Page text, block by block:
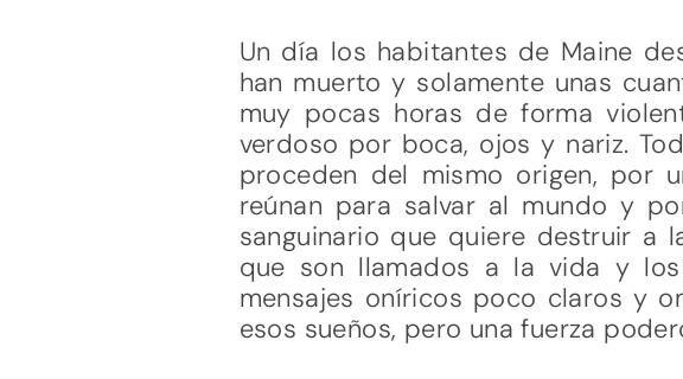
Un día los habitantes de Maine
han muerto y solamente unas
muy pocas horas de forma
verdoso por boca, ojos y nariz.
proceden del mismo origen, por
reúnan para salvar al mundo y
sanguinario que quiere destruir a
que son llamados a la vida y
mensajes oníricos poco claros y
esos sueños, pero una fuerza